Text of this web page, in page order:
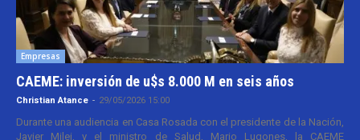
Empresas
CAEME: inversión de u$s 8.000 M en seis años
Christian Atance - 29/05/2026 15:00
Durante una audiencia en Casa Rosada con el presidente de la Nación,
Javier Milei, y el ministro de Salud, Mario Lugones, la CAEME